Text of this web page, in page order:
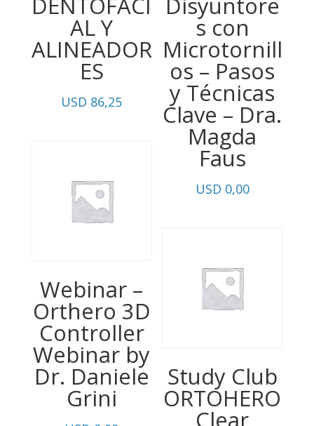
AL Y
ALINEADOR
ES
USD 86,25
s con
Microtornill
os – Pasos
y Técnicas
Clave – Dra.
Magda
Faus
USD 0,00
Webinar –
Orthero 3D
Controller
Webinar by
Dr. Daniele
Grini
Study Club
ORTOHERO
Clear